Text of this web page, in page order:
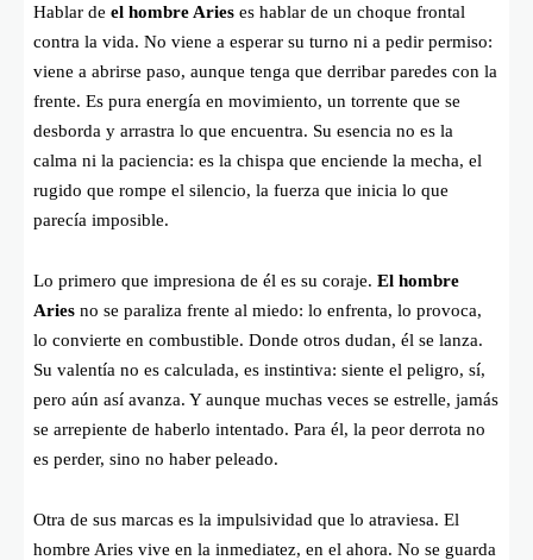
Hablar de el hombre Aries es hablar de un choque frontal
contra la vida. No viene a esperar su turno ni a pedir permiso:
viene a abrirse paso, aunque tenga que derribar paredes con la
frente. Es pura energía en movimiento, un torrente que se
desborda y arrastra lo que encuentra. Su esencia no es la
calma ni la paciencia: es la chispa que enciende la mecha, el
rugido que rompe el silencio, la fuerza que inicia lo que
parecía imposible.
Lo primero que impresiona de él es su coraje. El hombre
Aries no se paraliza frente al miedo: lo enfrenta, lo provoca,
lo convierte en combustible. Donde otros dudan, él se lanza.
Su valentía no es calculada, es instintiva: siente el peligro, sí,
pero aún así avanza. Y aunque muchas veces se estrelle, jamás
se arrepiente de haberlo intentado. Para él, la peor derrota no
es perder, sino no haber peleado.
Otra de sus marcas es la impulsividad que lo atraviesa. El
hombre Aries vive en la inmediatez, en el ahora. No se guarda